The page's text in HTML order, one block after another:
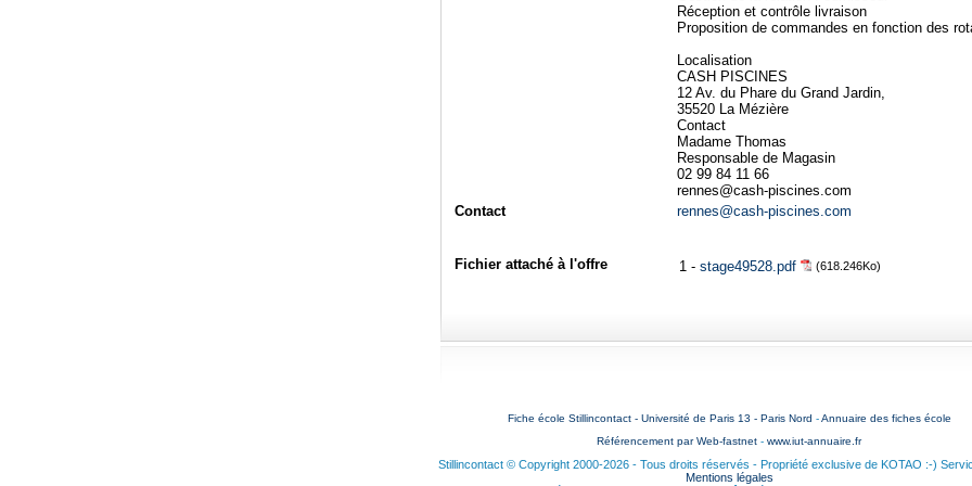
Réception et contrôle livraison
Proposition de commandes en fonction des
Localisation
CASH PISCINES
12 Av. du Phare du Grand Jardin,
35520 La Mézière
Contact
Madame Thomas
Responsable de Magasin
02 99 84 11 66
rennes@cash-piscines.com
Contact
rennes@cash-piscines.com
Fichier attaché à l'offre 1 - stage49528.pdf (618.246Ko)
Fiche école Stillincontact - Université de Paris 13 - Paris Nord -Annuaire des fiches école
Référencement par Web-fastnet - www.iut-annuaire.fr
Stillincontact © Copyright 2000-2026 - Tous droits réservés - Propriété exclusive de KOTAO :-)
Mentions légales